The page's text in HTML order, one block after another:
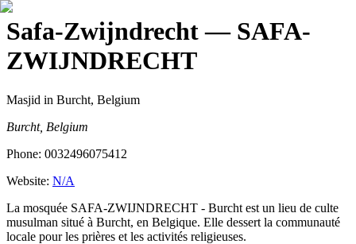
Safa-Zwijndrecht— SAFA-
ZWIJNDRECHT
Masjid in Burcht, Belgium
Burcht, Belgium
Phone: 0032496075412
Website: N/A
La mosquée SAFA-ZWIJNDRECHT - Burcht est un lieu de culte
musulman situé à Burcht, en Belgique. Elle dessert la communauté
locale pour les prières et les activités religieuses.